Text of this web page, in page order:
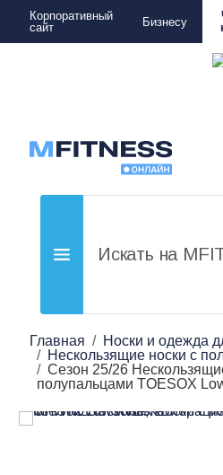
Корпоративный
сайт
Бизнесу
Главная
Носки и одежда
Нескользящие носки с
Сезон 25/26
полупальцами TOESOX